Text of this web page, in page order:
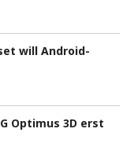
will Android-
Optimus 3D erst